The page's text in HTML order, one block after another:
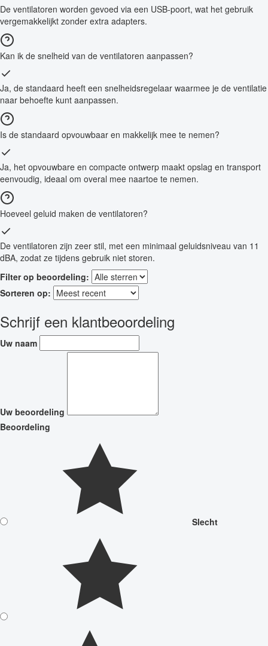
De ventilatoren worden gevoed via een USB-poort, wat het gebruik
vergemakkelijkt zonder extra adapters.
Kan ik de snelheid van de ventilatoren aanpassen?
Ja, de standaard heeft een snelheidsregelaar waarmee je de ventilatie
naar behoefte kunt aanpassen.
Is de standaard opvouwbaar en makkelijk mee te nemen?
Ja, het opvouwbare en compacte ontwerp maakt opslag en transport
eenvoudig, ideaal om overal mee naartoe te nemen.
Hoeveel geluid maken de ventilatoren?
De ventilatoren zijn zeer stil, met een minimaal geluidsniveau van 11
dBA, zodat ze tijdens gebruik niet storen.
Filter op beoordeling:
Sorteren op:
Schrijf een klantbeoordeling
Uw naam
Uw beoordeling
Beoordeling
Slecht